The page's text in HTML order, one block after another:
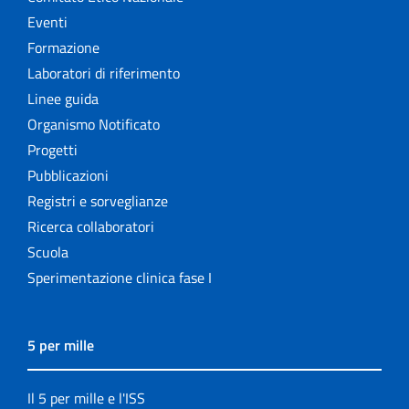
Eventi
Formazione
Laboratori di riferimento
Linee guida
Organismo Notificato
Progetti
Pubblicazioni
Registri e sorveglianze
Ricerca collaboratori
Scuola
Sperimentazione clinica fase I
5 per mille
Il 5 per mille e l'ISS